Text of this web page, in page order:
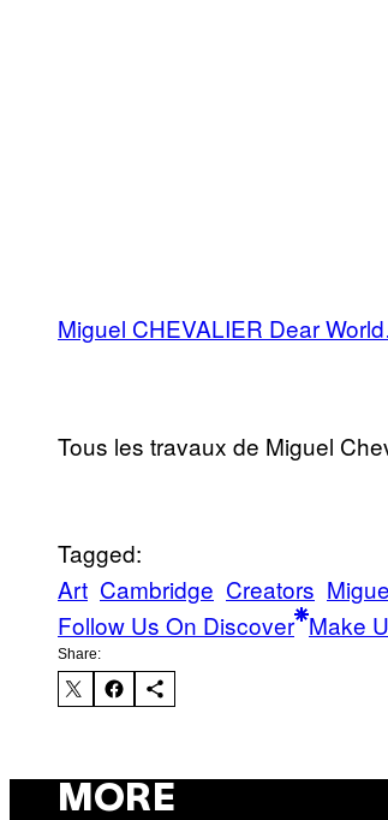
Miguel CHEVALIER Dear
Tous les travaux de Miguel
Tagged:
Art Cambridge Creators
Follow Us On Discover Make
Share:
MORE